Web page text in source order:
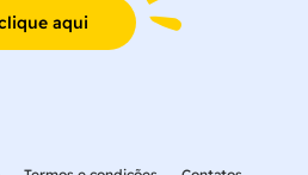
aqui